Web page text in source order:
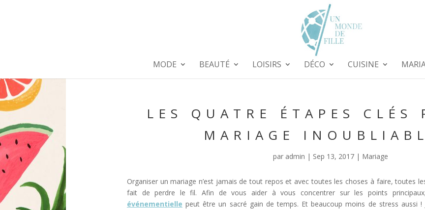
MODE BEAUTÉ LOISIRS DÉCO CUISINE
LES QUATRE ÉTAPES CLÉS
MARIAGE
par admin | Sep 13, 2017| Mariage
Organiser un mariage n’est jamais de tout repos et avec toutes les choses à faire, toutes
fait de perdre le fil. Afin de vous aider à vous concentrer sur les points
événementielle peut être un sacré gain de temps. Et beaucoup moins de stress aussi